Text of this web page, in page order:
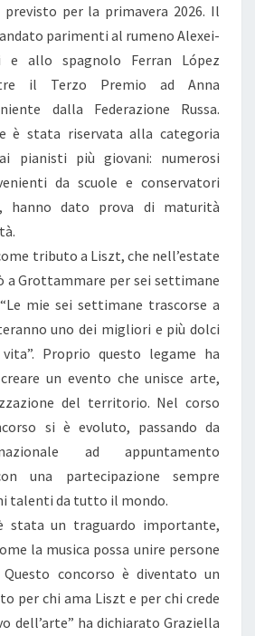
per la primavera 2026. Il
parimenti al rumeno Alexei-
e allo spagnolo Ferran López
il Terzo Premio ad Anna
dalla Federazione Russa.
è stata riservata alla categoria
pianisti più giovani: numerosi
da scuole e conservatori
hanno dato prova di maturità
tributo a Liszt, che nell’estate
a Grottammare per sei settimane
mie sei settimane trascorse a
uno dei migliori e più dolci
Proprio questo legame ha
un evento che unisce arte,
del territorio. Nel corso
si è evoluto, passando da
ad appuntamento
una partecipazione sempre
talenti da tutto il mondo.
è stata un traguardo importante,
la musica possa unire persone
concorso è diventato un
per chi ama Liszt e per chi crede
dell’arte” ha dichiarato Graziella